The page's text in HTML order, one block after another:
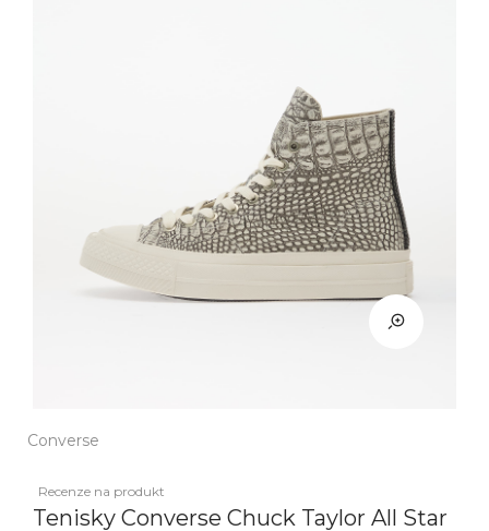
Converse
Recenze na produkt
Tenisky Converse Chuck Taylor All Star